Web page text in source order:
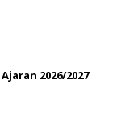
2026/2027